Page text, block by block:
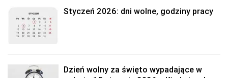
Styczeń 2026: dni wolne, godziny pracy
Dzień wolny za święto wypadające w